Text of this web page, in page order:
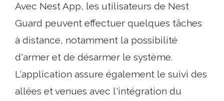
Avec Nest App, les utilisateurs de Nest
Guard peuvent effectuer quelques tâches
à distance, notamment la possibilité
d'armer et de désarmer le système.
L'application assure également le suivi des
allées et venues avec l'intégration du